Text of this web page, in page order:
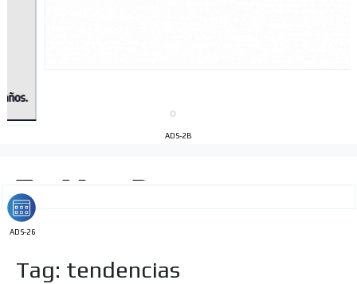
ADS-2B
ADS-26
Tag: tendencias